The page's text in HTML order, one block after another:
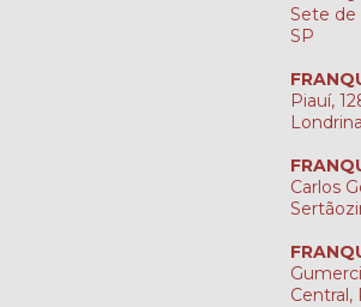
Sete de
SP
Piauí,
Carlos
Central,